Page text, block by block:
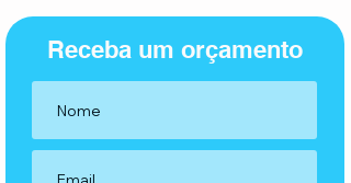
Receba um orçamento